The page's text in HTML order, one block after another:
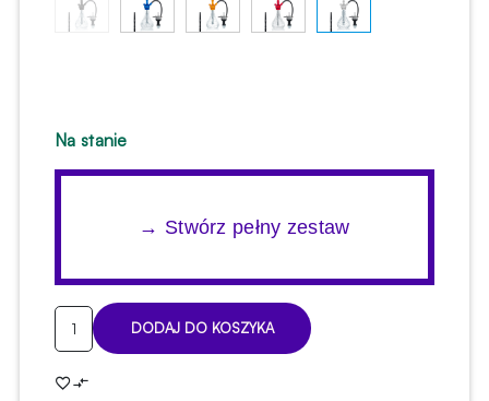
Na stanie
→ Stwórz pełny zestaw
ilość
Shisha
Alux
DODAJ DO KOSZYKA